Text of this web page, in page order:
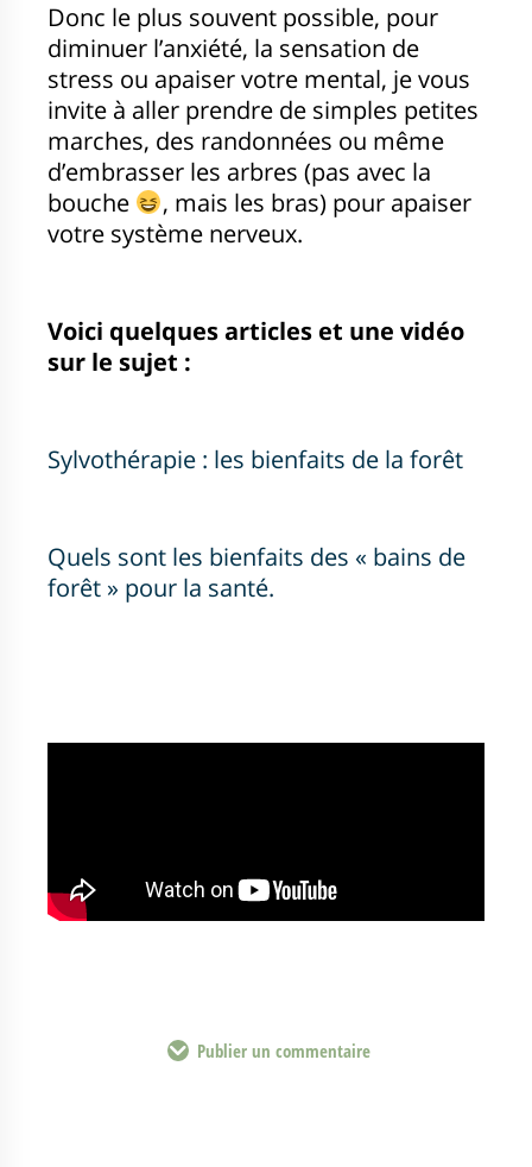
Donc le plus souvent possible, pour
diminuer l’anxiété, la sensation de
stress ou apaiser votre mental, je vous
invite à aller prendre de simples petites
marches, des randonnées ou même
d’embrasser les arbres (pas avec la
bouche
, mais les bras) pour apaiser
votre système nerveux.
Voici quelques articles et une vidéo
sur le sujet :
Sylvothérapie : les bienfaits de la forêt
Quels sont les bienfaits des « bains de
forêt » pour la santé.
Publier un commentaire